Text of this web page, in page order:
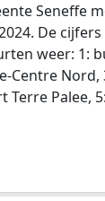
Seneffe
De
weer: 1:
Centre
Terre Palee,